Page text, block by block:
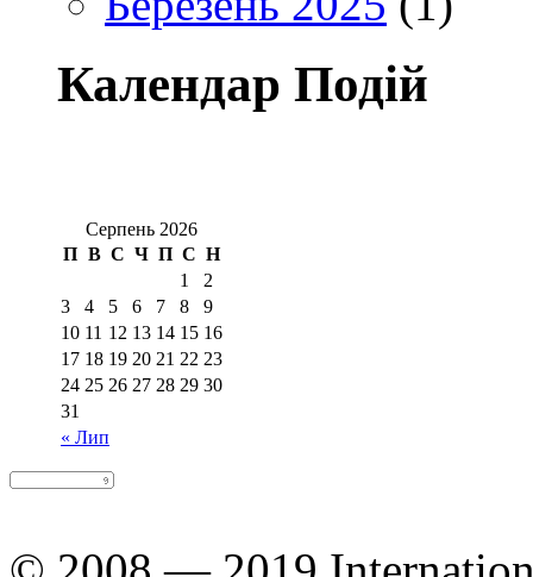
Календар Подій
Серпень 2026
П В С Ч П С Н
« Лип
1
2
3
4 5 6 7 8
9
10 11 12 13 14 15 16
17 18 19 20 21 22 23
24 25 26 27 28 29 30
31